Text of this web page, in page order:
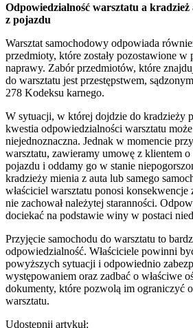
Odpowiedzialność warsztatu a
z pojazdu
Warsztat samochodowy odpowiada
przedmioty, które zostały pozostawione w
naprawy. Zabór przedmiotów, które
do warsztatu jest przestępstwem,
278 Kodeksu karnego.
W sytuacji, w której dojdzie do kradzieży
kwestia odpowiedzialności warsztatu
niejednoznaczna. Jednak w momencie
warsztatu, zawieramy umowę z klientem
pojazdu i oddamy go w stanie
kradzieży mienia z auta lub samego
właściciel warsztatu ponosi
nie zachował należytej staranności.
dociekać na podstawie winy w postaci
Przyjęcie samochodu do warsztatu to
odpowiedzialność. Właściciele powinni
powyższych sytuacji i odpowiednio
występowaniem oraz zadbać o właściwe
dokumenty, które pozwolą im ograniczyć
warsztatu.
Udostępnij artykuł: